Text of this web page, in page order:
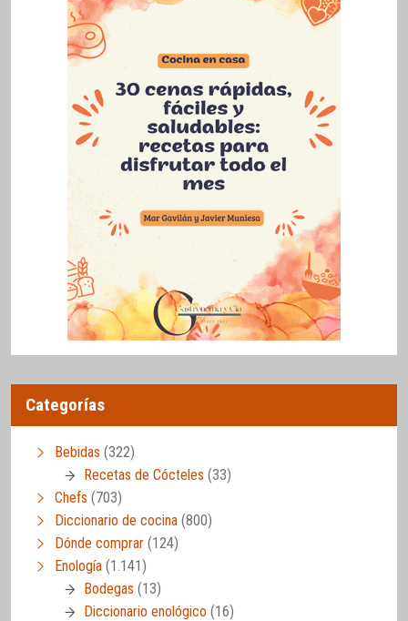
Categorías
Bebidas (322)
Recetas de Cócteles (33)
Chefs (703)
Diccionario de cocina (800)
Dónde comprar (124)
Enología (1.141)
Bodegas (13)
Diccionario enológico (16)